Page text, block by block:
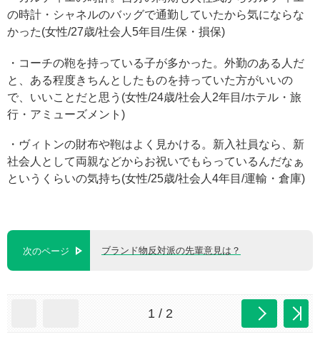
の時計・シャネルのバッグで通勤していたから気にならな
かった(女性/27歳/社会人5年目/生保・損保)
・コーチの鞄を持っている子が多かった。外勤のある人だ
と、ある程度きちんとしたものを持っていた方がいいの
で、いいことだと思う(女性/24歳/社会人2年目/ホテル・旅
行・アミューズメント)
・ヴィトンの財布や鞄はよく見かける。新入社員なら、新
社会人として両親などからお祝いでもらっているんだなぁ
というくらいの気持ち(女性/25歳/社会人4年目/運輸・倉庫)
次のページ ブランド物反対派の先輩意見は？
1 / 2